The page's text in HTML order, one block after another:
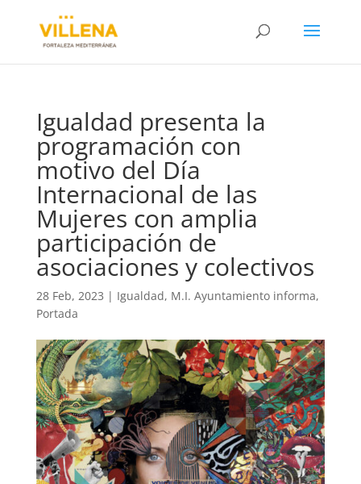
Igualdad presenta la
programación con
motivo del Día
Internacional de las
Mujeres con amplia
participación de
asociaciones y colectivos
28 Feb, 2023 | Igualdad, M.I. Ayuntamiento informa,
Portada